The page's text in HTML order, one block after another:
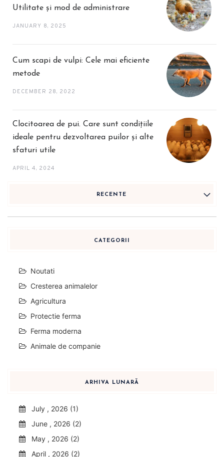
Utilitate și mod de administrare
JANUARY 8, 2025
Cum scapi de vulpi: Cele mai eficiente
metode
DECEMBER 28, 2022
Clocitoarea de pui. Care sunt condițiile
ideale pentru dezvoltarea puilor și alte
sfaturi utile
APRIL 4, 2024
RECENTE
CATEGORII
Noutati
Cresterea animalelor
Agricultura
Protectie ferma
Ferma moderna
Animale de companie
ARHIVA LUNARĂ
July , 2026 (1)
June , 2026 (2)
May , 2026 (2)
April , 2026 (2)